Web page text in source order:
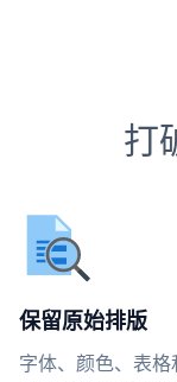
打
保留原始排版
字体、颜色、表